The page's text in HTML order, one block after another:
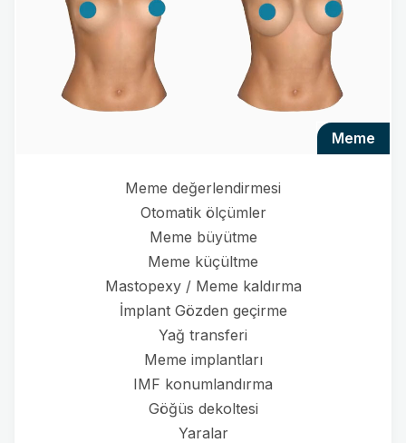
meme
Meme değerlendirmesi
Otomatik ölçümler
Meme büyütme
Meme küçültme
Mastopexy / Meme kaldırma
İmplant Gözden geçirme
Yağ transferi
Meme implantları
IMF konumlandırma
Göğüs dekoltesi
Yaralar